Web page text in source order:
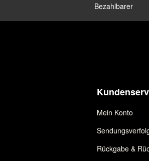
Bezahlbarer
Mein Konto
Rückgabe &